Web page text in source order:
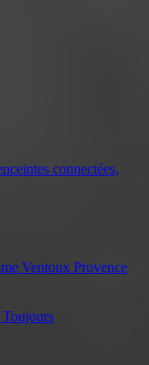
connectées,
Ventoux Provence